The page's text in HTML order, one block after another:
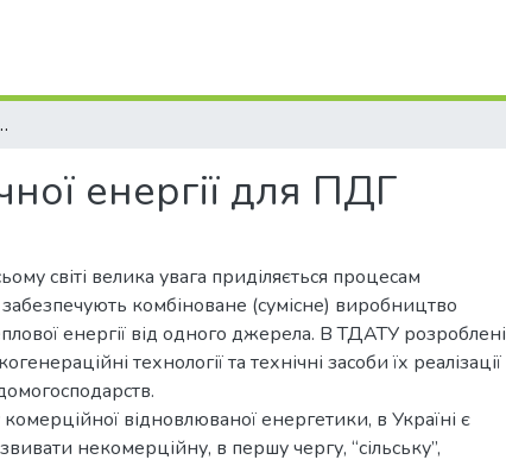
енергії для ПДГ
енергії для ПДГ
світі велика увага приділяється процесам
забезпечують комбіноване (сумісне) виробництво
енергії від одного джерела. В ТДАТУ розроблені
технології та технічні засоби їх реалізації
відновлюваної енергетики, в Україні є
некомерційну, в першу чергу, “сільську”,